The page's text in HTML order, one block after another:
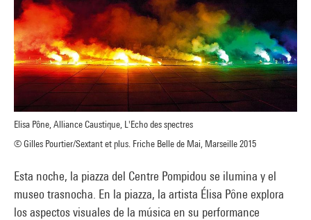
Elisa Pône, Alliance Caustique, L'Echo des spectres
© Gilles Pourtier/Sextant et plus. Friche Belle de Mai, Marseille 2015
Esta noche, la piazza del Centre Pompidou se ilumina y el
museo trasnocha. En la piazza, la artista Élisa Pône explora
los aspectos visuales de la música en su performance